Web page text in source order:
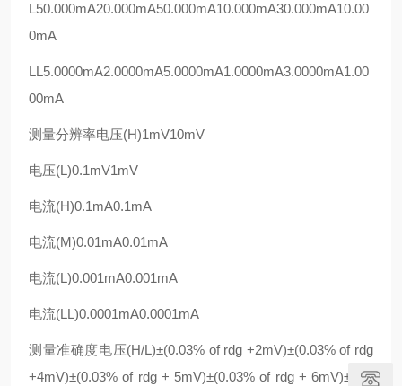
L50.000mA20.000mA50.000mA10.000mA30.000mA10.00
0mA
LL5.0000mA2.0000mA5.0000mA1.0000mA3.0000mA1.00
00mA
测量分辨率电压(H)1mV10mV
电压(L)0.1mV1mV
电流(H)0.1mA0.1mA
电流(M)0.01mA0.01mA
电流(L)0.001mA0.001mA
电流(LL)0.0001mA0.0001mA
测量准确度电压(H/L)±(0.03% of rdg +2mV)±(0.03% of rdg
+4mV)±(0.03% of rdg + 5mV)±(0.03% of rdg + 6mV)±(0.0